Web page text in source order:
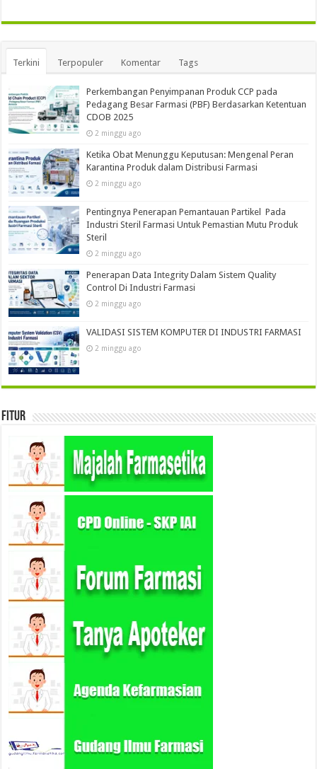
Terkini Terpopuler Komentar Tags
Perkembangan Penyimpanan Produk CCP pada
Pedagang Besar Farmasi (PBF) Berdasarkan Ketentuan
CDOB 2025
2 minggu ago
Ketika Obat Menunggu Keputusan: Mengenal Peran
Karantina Produk dalam Distribusi Farmasi
2 minggu ago
Pentingnya Penerapan Pemantauan Partikel Pada
Industri Steril Farmasi Untuk Pemastian Mutu Produk
Steril
2 minggu ago
Penerapan Data Integrity Dalam Sistem Quality
Control Di Industri Farmasi
2 minggu ago
VALIDASI SISTEM KOMPUTER DI INDUSTRI FARMASI
2 minggu ago
Fitur